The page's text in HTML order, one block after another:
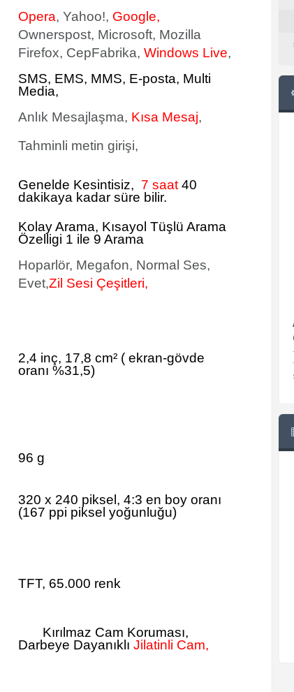
Opera, Yahoo!, Google,
Ownerspost, Microsoft, Mozilla
Firefox, CepFabrika, Windows Live,
SMS, EMS, MMS, E-posta, Multi
Media,
Anlık Mesajlaşma, Kısa Mesaj,
Tahminli metin girişi,
Genelde Kesintisiz, 7 saat 40
dakikaya kadar süre bilir.
Kolay Arama, Kısayol Tüşlü Arama
Özelligi 1 ile 9 Arama
Hoparlör, Megafon, Normal Ses,
Evet,Zil Sesi Çeşitleri,
2,4 inç, 17,8 cm² ( ekran-gövde
oranı %31,5)
96 g
320 x 240 piksel, 4:3 en boy oranı
(167 ppi piksel yoğunluğu)
TFT, 65.000 renk
Kırılmaz Cam Koruması,
Darbeye Dayanıklı Jilatinli Cam,